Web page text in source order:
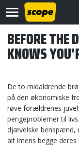
Om
BEFORE THE
KNOWS
De to midaldrende
på den økonomiske
røve forældrenes
pengeproblemer til
djævelske benspænd,
alt imens begge